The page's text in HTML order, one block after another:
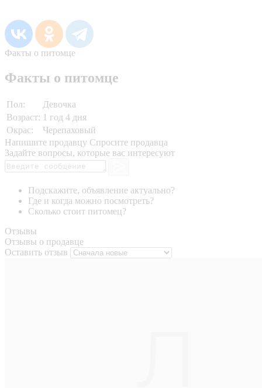
Факты о питомце
Факты о питомце
Пол:
Девочка
Возраст: 1 год 4 дня
Окрас:
Черепаховый
Напишите продавцу Спросите продавца
Задайте вопросы, которые вас интересуют
Подскажите, объявление актуально?
Где и когда можно посмотреть?
Сколько стоит питомец?
Отзывы
Отзывы о продавце
Оставить отзыв